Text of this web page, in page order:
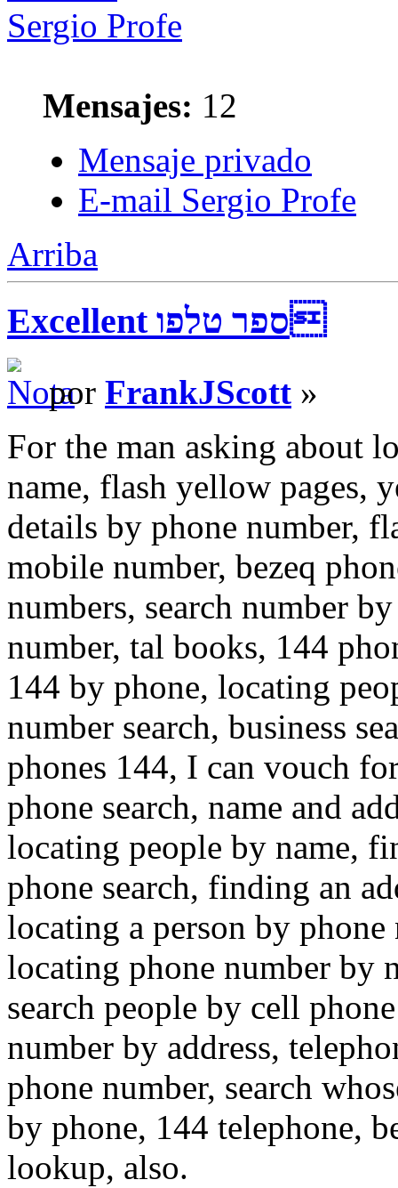
Sergio Profe
Mensajes: 12
Mensaje privado
E-mail Sergio Profe
Arriba
Excellent ספר טלפו
por FrankJScott »
For the man asking about
name, flash yellow pages,
details by phone number,
mobile number, bezeq
numbers, search number
number, tal books, 144
144 by phone, locating
number search, business
phones 144, I can vouch
phone search, name and
locating people by name,
phone search, finding an
locating a person by
locating phone number by
search people by cell
number by address,
phone number, search
by phone, 144 telephone,
lookup, also.